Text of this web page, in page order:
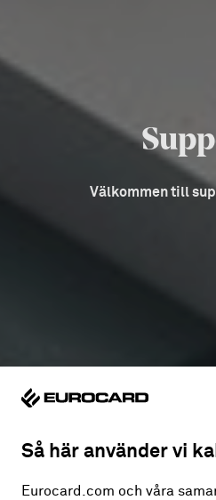
Välkommen till
Så här använder vi
Eurocard.com och våra